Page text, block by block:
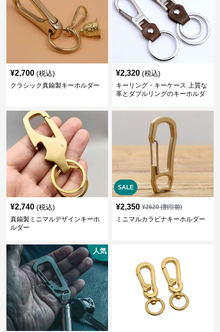
¥2,700 (税込)
クラシック真鍮製キーホルダー
¥2,320 (税込)
キーリング・キーケース 上質な
革とダブルリングのキーホルダ
¥2,740 (税込)
真鍮製ミニマルデザインキーホ
ルダー
SALE
¥2,350 ¥2620(割引前)
ミニマルカラビナキーホルダー
人気